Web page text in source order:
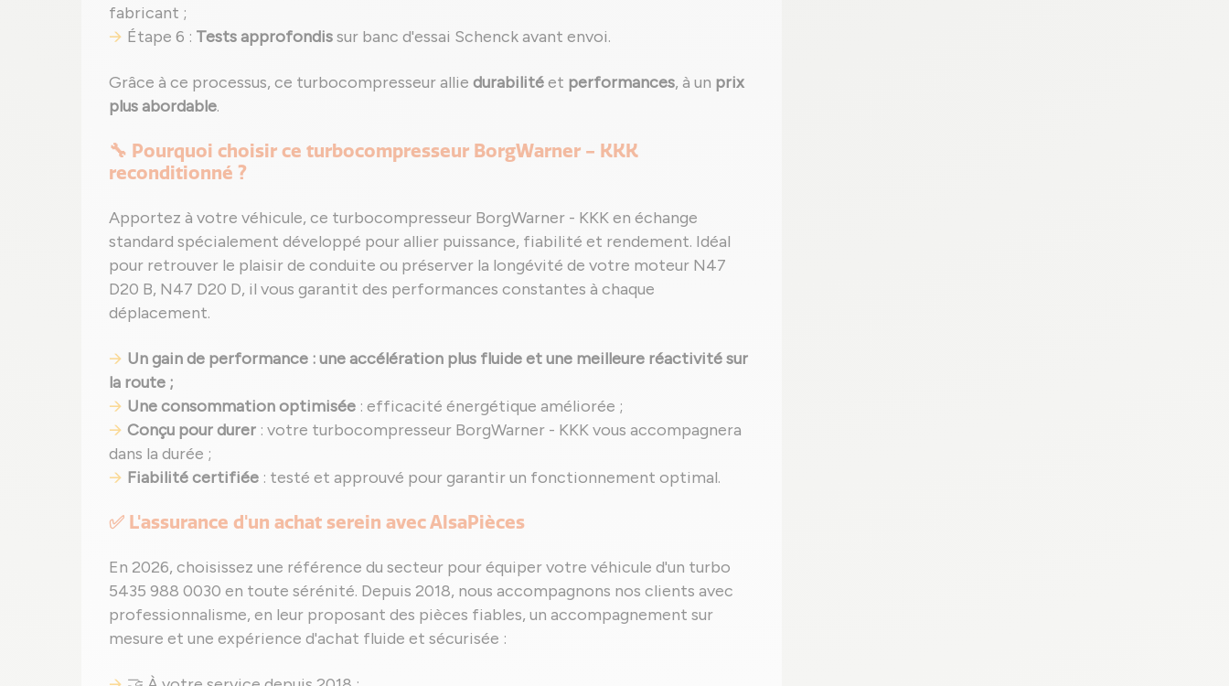
fabricant ;
Étape 6 : Tests approfondissur banc d'essai Schenck avant envoi.
Grâce à ce processus, ce turbocompresseur allie durabilitéet performances, à un prix
plus abordable.
🔧 Pourquoi choisir ce turbocompresseur BorgWarner - KKK
reconditionné ?
Apportez à votre véhicule, ce turbocompresseur BorgWarner - KKK en échange
standard spécialement développé pour allier puissance, fiabilité et rendement. Idéal
pour retrouver le plaisir de conduite ou préserver la longévité de votre moteur N47
D20 B, N47 D20 D, il vous garantit des performances constantes à chaque
déplacement.
Un gain de performance : une accélération plus fluide et une meilleure réactivité sur
la route ;
Une consommation optimisée : efficacité énergétique améliorée ;
Conçu pour durer : votre turbocompresseur BorgWarner - KKK vous accompagnera
dans la durée ;
Fiabilité certifiée : testé et approuvé pour garantir un fonctionnement optimal.
✅ L'assurance d'un achat serein avec AlsaPièces
En 2026, choisissez une référence du secteur pour équiper votre véhicule d'un turbo
5435 988 0030 en toute sérénité. Depuis 2018, nous accompagnons nos clients avec
professionnalisme, en leur proposant des pièces fiables, un accompagnement sur
mesure et une expérience d'achat fluide et sécurisée :